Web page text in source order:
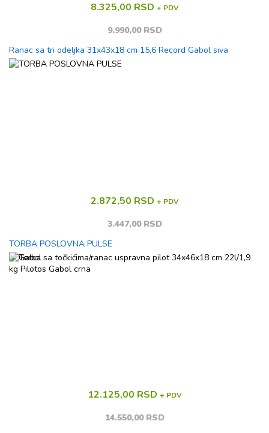
8.325,00 RSD + PDV
9.990,00 RSD
Ranac sa tri odeljka 31x43x18 cm 15,6 Record Gabol siva
2.872,50 RSD + PDV
3.447,00 RSD
TORBA POSLOVNA PULSE
12.125,00 RSD + PDV
14.550,00 RSD